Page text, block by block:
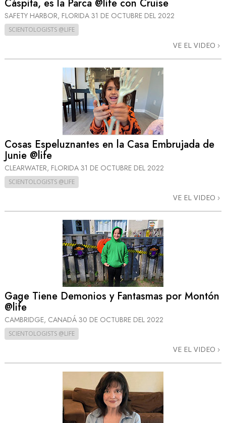
Cáspita, es la Parca @life con Cruise
SAFETY HARBOR, FLORIDA 31 DE OCTUBRE DEL 2022
SCIENTOLOGISTS @LIFE
VE EL VIDEO
Cosas Espeluznantes en la Casa Embrujada de
Junie @life
CLEARWATER, FLORIDA 31 DE OCTUBRE DEL 2022
SCIENTOLOGISTS @LIFE
VE EL VIDEO
Gage Tiene Demonios y Fantasmas por Montón
@life
CAMBRIDGE, CANADÁ 30 DE OCTUBRE DEL 2022
SCIENTOLOGISTS @LIFE
VE EL VIDEO